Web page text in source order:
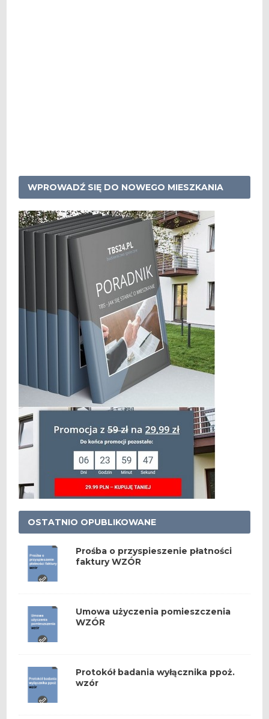
WPROWADŹ SIĘ DO NOWEGO MIESZKANIA
OSTATNIO OPUBLIKOWANE
Prośba o przyspieszenie płatności
faktury WZÓR
Umowa użyczenia pomieszczenia
WZÓR
Protokół badania wyłącznika ppoż.
wzór